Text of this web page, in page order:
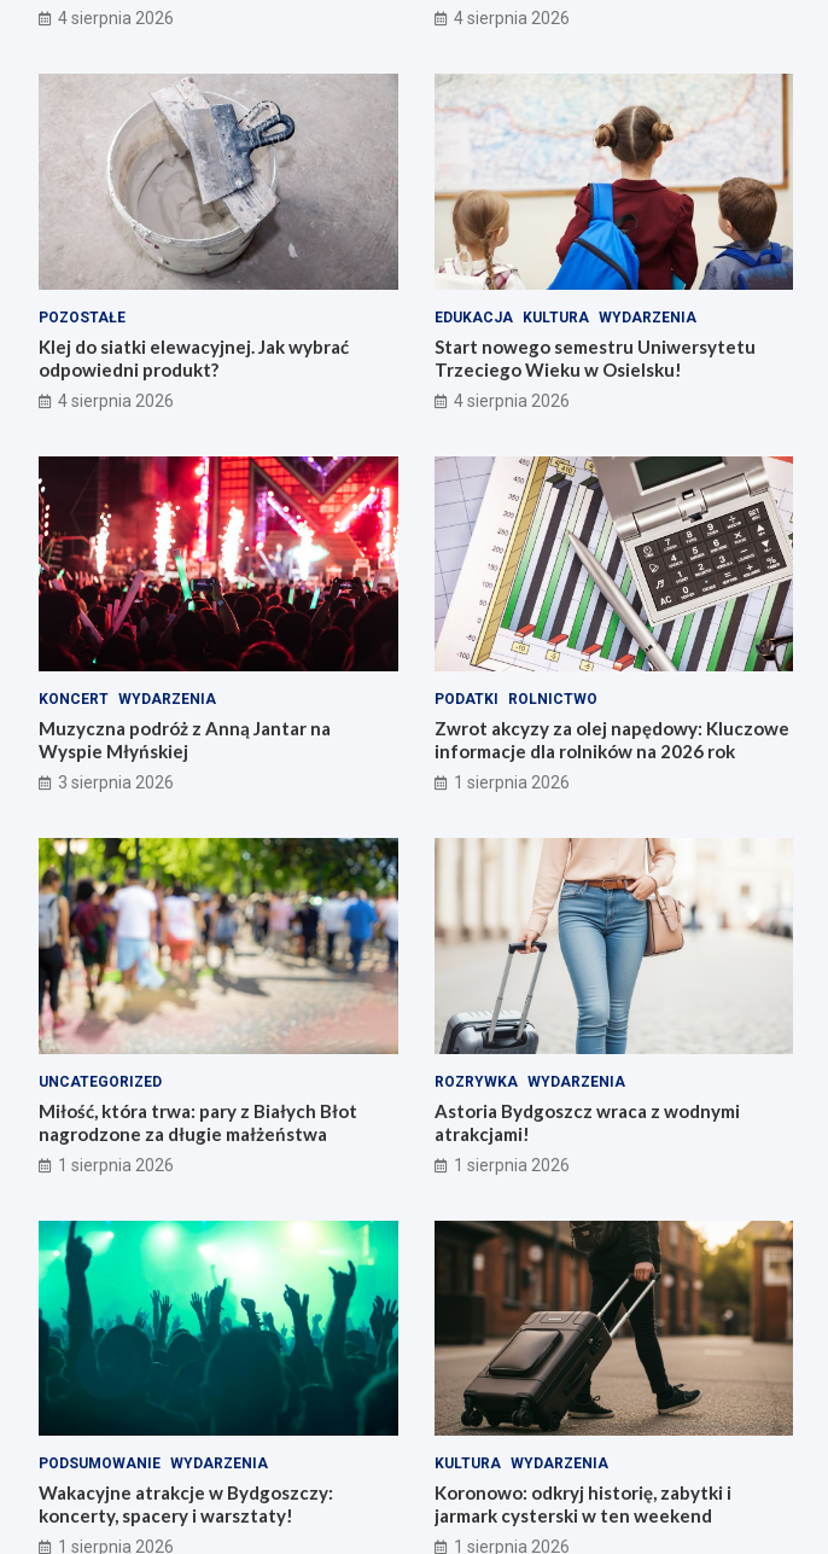
4 sierpnia 2026 4 sierpnia 2026
POZOSTAŁE
Klej do siatki elewacyjnej. Jak wybrać
odpowiedni produkt?
4 sierpnia 2026
EDUKACJA KULTURA WYDARZENIA
Start nowego semestru Uniwersytetu
Trzeciego Wieku w Osielsku!
4 sierpnia 2026
KONCERT WYDARZENIA
Muzyczna podróż z Anną Jantar na
Wyspie Młyńskiej
3 sierpnia 2026
PODATKI ROLNICTWO
Zwrot akcyzy za olej napędowy: Kluczowe
informacje dla rolników na 2026 rok
1 sierpnia 2026
UNCATEGORIZED
Miłość, która trwa: pary z Białych Błot
nagrodzone za długie małżeństwa
1 sierpnia 2026
ROZRYWKA WYDARZENIA
Astoria Bydgoszcz wraca z wodnymi
atrakcjami!
1 sierpnia 2026
PODSUMOWANIE WYDARZENIA
Wakacyjne atrakcje w Bydgoszczy:
koncerty, spacery i warsztaty!
1 sierpnia 2026
KULTURA WYDARZENIA
Koronowo: odkryj historię, zabytki i
jarmark cysterski w ten weekend
1 sierpnia 2026